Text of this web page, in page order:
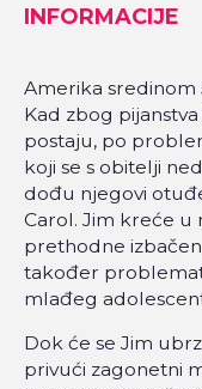
INFORMACIJE
Amerika sredinom
Kad zbog
postaju, po
koji se s obitelji
dođu njegovi
Carol. Jim kreće u
prethodne
također
mlađeg
Dok će se Jim
privući zagonetni